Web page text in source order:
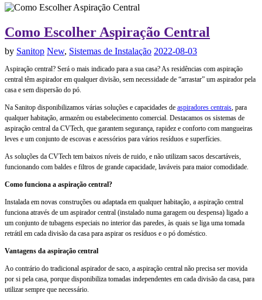
Como Escolher Aspiração Central
by Sanitop New, Sistemas de Instalação 2022-08-03
Aspiração central? Será o mais indicado para a sua casa? As residências com aspiração
central têm aspirador em qualquer divisão, sem necessidade de “arrastar” um aspirador pela
casa e sem dispersão do pó.
Na Sanitop disponibilizamos várias soluções e capacidades de aspiradores centrais, para
qualquer habitação, armazém ou estabelecimento comercial. Destacamos os sistemas de
aspiração central da CVTech, que garantem segurança, rapidez e conforto com mangueiras
leves e um conjunto de escovas e acessórios para vários resíduos e superfícies.
As soluções da CVTech tem baixos níveis de ruido, e não utilizam sacos descartáveis,
funcionando com baldes e filtros de grande capacidade, laváveis para maior comodidade.
Como funciona a aspiração central?
Instalada em novas construções ou adaptada em qualquer habitação, a aspiração central
funciona através de um aspirador central (instalado numa garagem ou despensa) ligado a
um conjunto de tubagens especiais no interior das paredes, às quais se liga uma tomada
retrátil em cada divisão da casa para aspirar os resíduos e o pó doméstico.
Vantagens da aspiração central
Ao contrário do tradicional aspirador de saco, a aspiração central não precisa ser movida
por si pela casa, porque disponibiliza tomadas independentes em cada divisão da casa, para
utilizar sempre que necessário.